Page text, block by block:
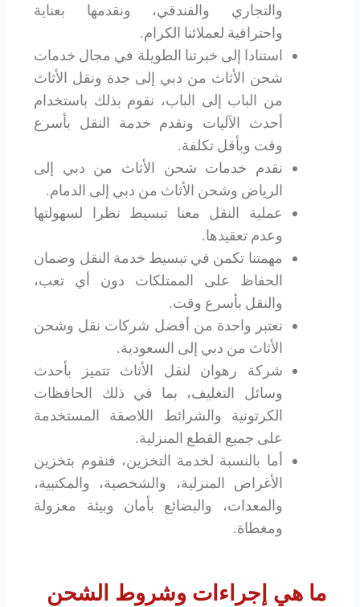
والتجاري والفندقي، ونقدمها بعناية
واحترافية لعملائنا الكرام.
استنادا إلى خبرتنا الطويلة في مجال خدمات
شحن الأثاث من دبي إلى جدة ونقل الأثاث
من الباب إلى الباب، نقوم بذلك باستخدام
أحدث الآليات ونقدم خدمة النقل بأسرع
وقت وبأقل تكلفة.
نقدم خدمات شحن الأثاث من دبي إلى
الرياض وشحن الأثاث من دبي إلى الدمام.
عملية النقل معنا تبسيط نظرا لسهولتها
وعدم تعقيدها.
مهمتنا تكمن في تبسيط خدمة النقل وضمان
الحفاظ على الممتلكات دون أي تعب،
والنقل بأسرع وقت.
نعتبر واحدة من أفضل شركات نقل وشحن
الأثاث من دبي إلى السعودية.
شركة رهوان لنقل الأثاث تتميز بأحدث
وسائل التغليف، بما في ذلك الحافظات
الكرتونية والشرائط اللاصقة المستخدمة
على جميع القطع المنزلية.
أما بالنسبة لخدمة التخزين، فنقوم بتخزين
الأغراض المنزلية، والشخصية، والمكتبية،
والمعدات، والبضائع بأمان وبيئة معزولة
ومغطاة.
ما هي إجراءات وشروط الشحن